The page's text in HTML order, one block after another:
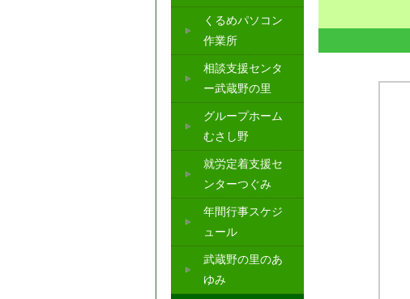
くるめパソコン
作業所
相談支援センタ
ー武蔵野の里
グループホーム
むさし野
就労定着支援セ
ンターつぐみ
年間行事スケジ
ュール
武蔵野の里のあ
ゆみ